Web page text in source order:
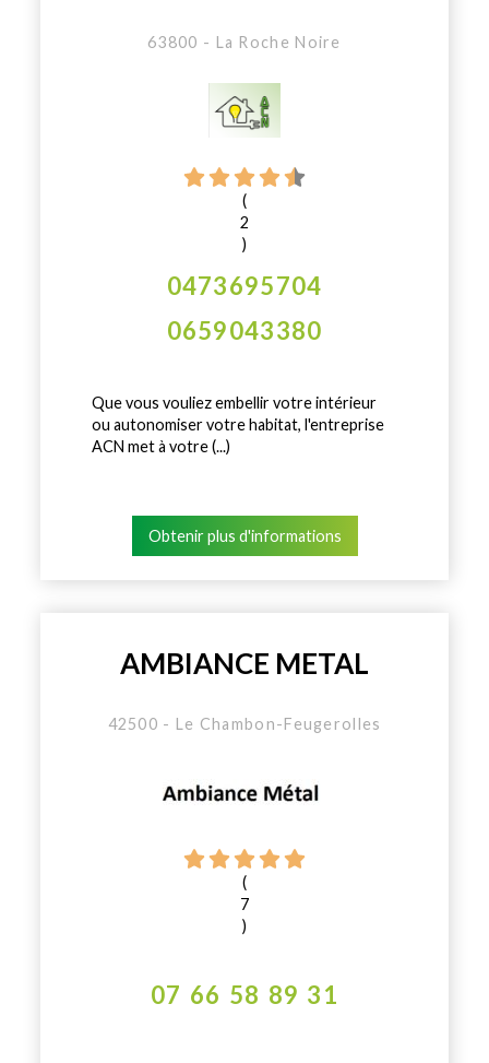
63800 - La Roche Noire
(
2
)
0473695704
0659043380
Que vous vouliez embellir votre intérieur
ou autonomiser votre habitat, l'entreprise
ACN met à votre (...)
Obtenir plus d'informations
AMBIANCE METAL
42500 - Le Chambon-Feugerolles
(
7
)
07 66 58 89 31